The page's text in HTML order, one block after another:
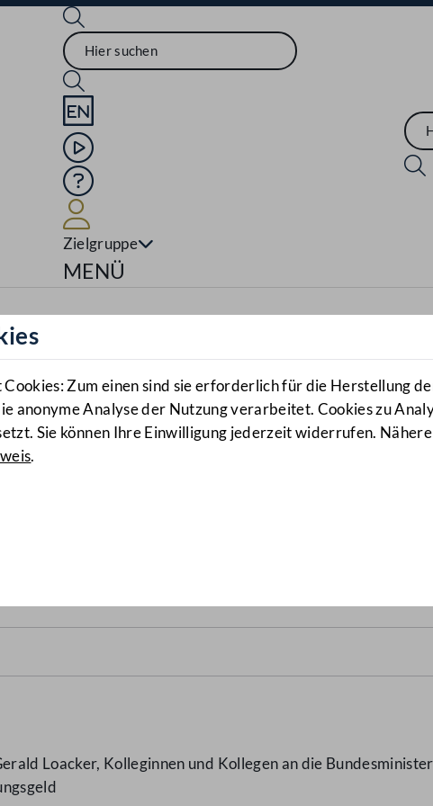
Sprache English
Mediathek
Hilfe
Zielgruppe
Navigationsmenü öffnen
MENÜ
Zum einen sind sie erforderlich für die Herstellung
anonyme Analyse der Nutzung verarbeitet. Cookies zu
Sie können Ihre Einwilligung jederzeit widerrufen.
.
von
Loacker, Kolleginnen und Kollegen an die